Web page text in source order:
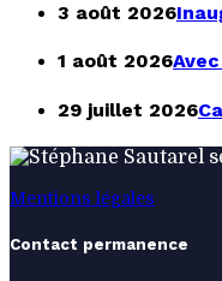
3 août 2026
1 août 2026
29 juillet 2026
Mentions légales
Contact permanence